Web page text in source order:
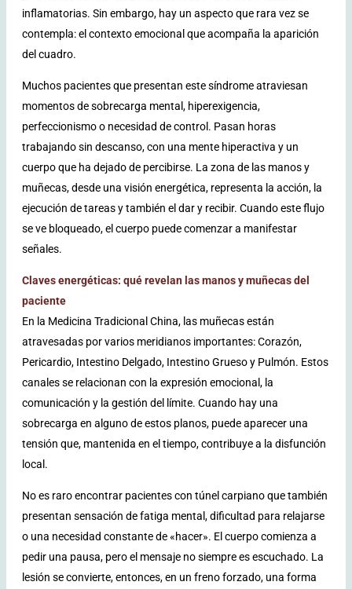
inflamatorias. Sin embargo, hay un aspecto que rara vez se
contempla: el contexto emocional que acompaña la aparición
del cuadro.
Muchos pacientes que presentan este síndrome atraviesan
momentos de sobrecarga mental, hiperexigencia,
perfeccionismo o necesidad de control. Pasan horas
trabajando sin descanso, con una mente hiperactiva y un
cuerpo que ha dejado de percibirse. La zona de las manos y
muñecas, desde una visión energética, representa la acción, la
ejecución de tareas y también el dar y recibir. Cuando este flujo
se ve bloqueado, el cuerpo puede comenzar a manifestar
señales.
Claves energéticas: qué revelan las manos y muñecas del
paciente
En la Medicina Tradicional China, las muñecas están
atravesadas por varios meridianos importantes: Corazón,
Pericardio, Intestino Delgado, Intestino Grueso y Pulmón. Estos
canales se relacionan con la expresión emocional, la
comunicación y la gestión del límite. Cuando hay una
sobrecarga en alguno de estos planos, puede aparecer una
tensión que, mantenida en el tiempo, contribuye a la disfunción
local.
No es raro encontrar pacientes con túnel carpiano que también
presentan sensación de fatiga mental, dificultad para relajarse
o una necesidad constante de «hacer». El cuerpo comienza a
pedir una pausa, pero el mensaje no siempre es escuchado. La
lesión se convierte, entonces, en un freno forzado, una forma